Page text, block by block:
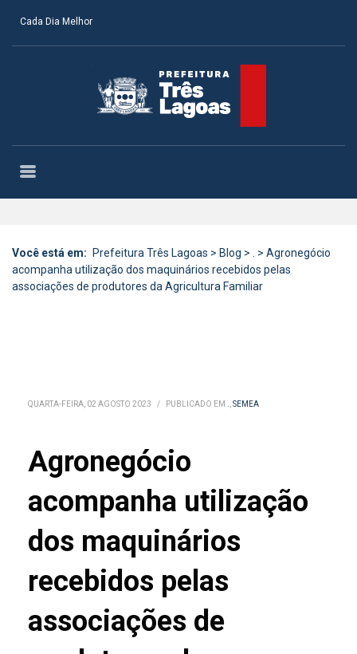
Cada Dia Melhor
Você está em: Prefeitura Três Lagoas > Blog > . > Agronegócio
acompanha utilização dos maquinários recebidos pelas
associações de produtores da Agricultura Familiar
QUARTA-FEIRA, 02 AGOSTO 2023 / PUBLICADO EM .,SEMEA
Agronegócio
acompanha utilização
dos maquinários
recebidos pelas
associações de